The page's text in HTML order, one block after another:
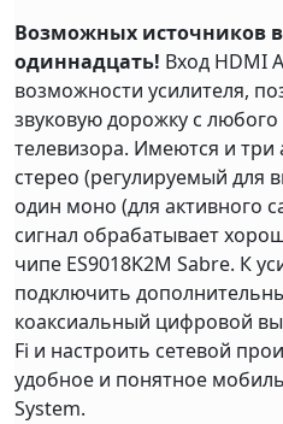
Возможных источников
одиннадцать! Вход HDMI
возможности усилителя,
звуковую дорожку с
телевизора. Имеются и три
стерео (регулируемый для
один моно (для активного
сигнал обрабатывает
чипе ES9018K2M Sabre. К
подключить
коаксиальный цифровой
Fi и настроить сетевой
удобное и понятное
System.